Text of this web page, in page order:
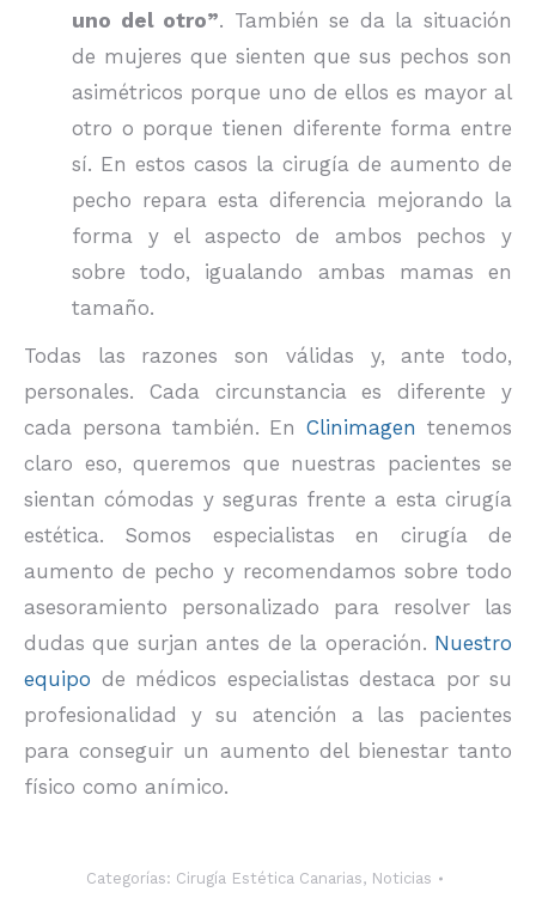
uno del otro”. También se da la situación
de mujeres que sienten que sus pechos son
asimétricos porque uno de ellos es mayor al
otro o porque tienen diferente forma entre
sí. En estos casos la cirugía de aumento de
pecho repara esta diferencia mejorando la
forma y el aspecto de ambos pechos y
sobre todo, igualando ambas mamas en
tamaño.
Todas las razones son válidas y, ante todo,
personales. Cada circunstancia es diferente y
cada persona también. EnClinimagen tenemos
claro eso, queremos que nuestras pacientes se
sientan cómodas y seguras frente a esta cirugía
estética. Somos especialistas en cirugía de
aumento de pecho y recomendamos sobre todo
asesoramiento personalizado para resolver las
dudas que surjan antes de la operación. Nuestro
equipo de médicos especialistas destaca por su
profesionalidad y su atención a las pacientes
para conseguir un aumento del bienestar tanto
físico como anímico.
Categorías: Cirugía Estética Canarias, Noticias